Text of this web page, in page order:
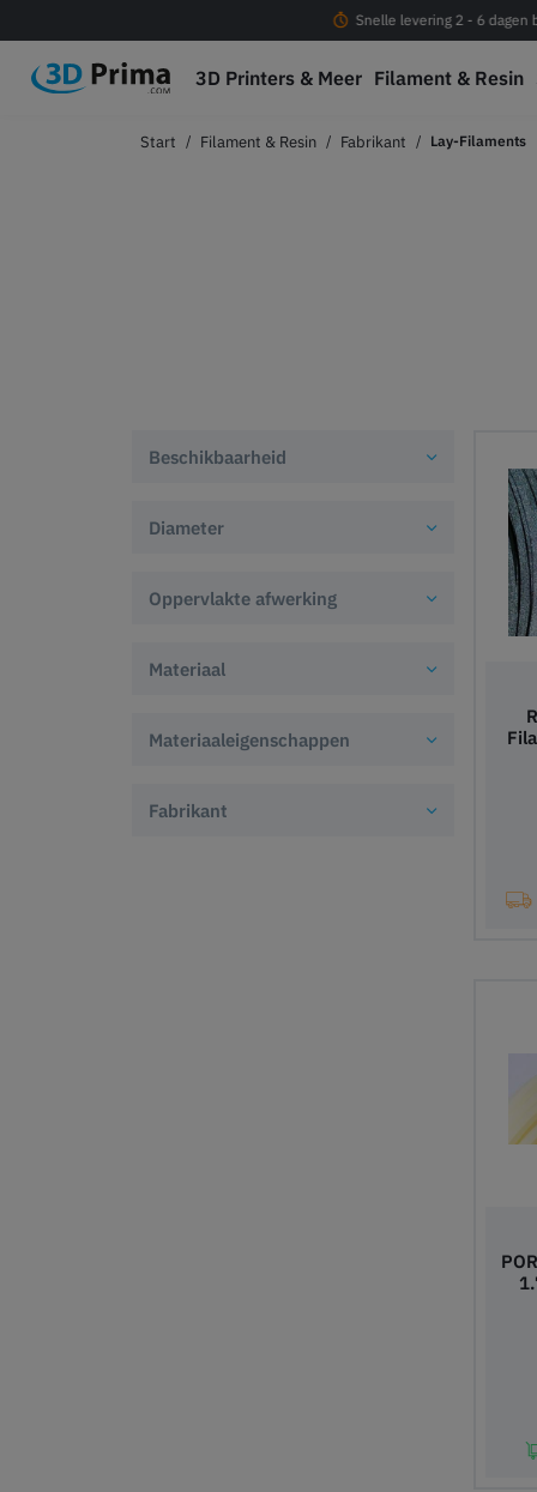
Snelle levering 2 - 6 dagen
3D Printers & Meer Filament & Resin
Filament & Resin Fabrikant Lay-Filaments
Beschikbaarheid
Diameter
Oppervlakte afwerking
Materiaal
Materiaaleigenschappen
Fabrikant